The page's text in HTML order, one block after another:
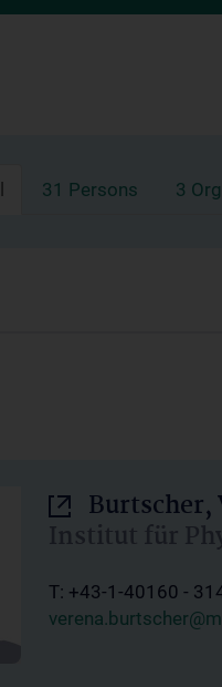
31 Persons 3
Burtscher,
Institut für
T: +43-1-40160 -